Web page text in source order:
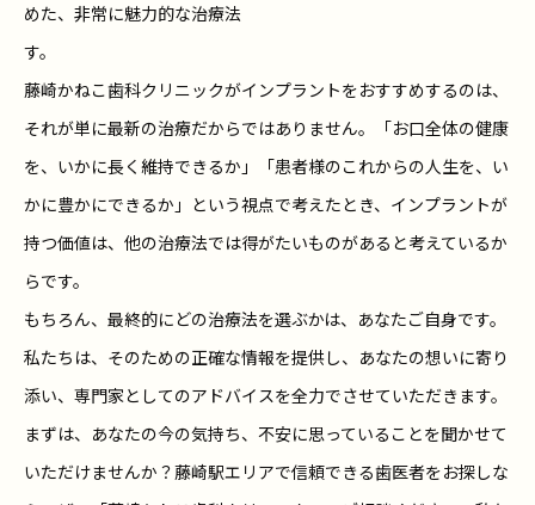
めた、非常に魅力的な治療法
す。
藤崎かねこ歯科クリニックがインプラントをおすすめするのは、
それが単に最新の治療だからではありません。「お口全体の健康
を、いかに長く維持できるか」「患者様のこれからの人生を、い
かに豊かにできるか」という視点で考えたとき、インプラントが
持つ価値は、他の治療法では得がたいものがあると考えているか
らです。
もちろん、最終的にどの治療法を選ぶかは、あなたご自身です。
私たちは、そのための正確な情報を提供し、あなたの想いに寄り
添い、専門家としてのアドバイスを全力でさせていただきます。
まずは、あなたの今の気持ち、不安に思っていることを聞かせて
いただけませんか？藤崎駅エリアで信頼できる歯医者をお探しな